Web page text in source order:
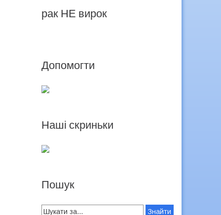
рак НЕ вирок
Допомогти
Наші скриньки
Пошук
Search